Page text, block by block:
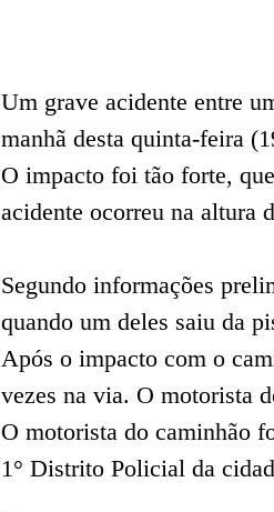
Um grave acidente entre
manhã desta quinta-feira
O impacto foi tão forte,
acidente ocorreu na altura
Segundo informações
quando um deles saiu da
Após o impacto com o
vezes na via. O motorista
O motorista do caminhão
1° Distrito Policial da